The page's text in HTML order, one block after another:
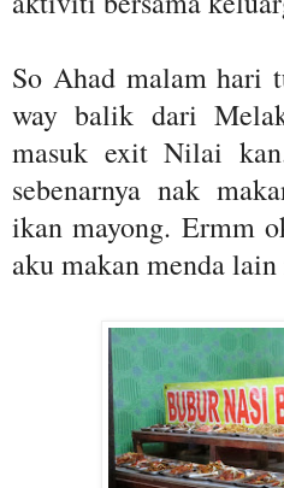
So Ahad malam hari
way balik dari
masuk exit Nilai
sebenarnya nak
ikan mayong. Ermm
aku makan menda